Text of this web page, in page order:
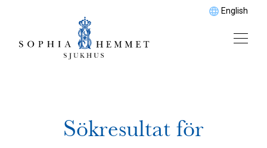
English
Sökresultat för